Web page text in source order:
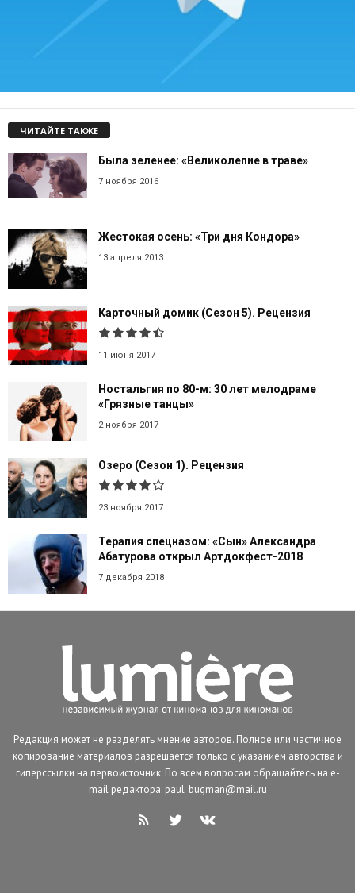
ЧИТАЙТЕ ТАКЖЕ
Была зеленее: «Великолепие в траве»
7 ноября 2016
Жестокая осень: «Три дня Кондора»
13 апреля 2013
Карточный домик (Сезон 5). Рецензия
11 июня 2017
Ностальгия по 80-м: 30 лет мелодраме
«Грязные танцы»
2 ноября 2017
Озеро (Сезон 1). Рецензия
23 ноября 2017
Терапия спецназом: «Сын» Александра
Абатурова открыл Артдокфест-2018
7 декабря 2018
Редакция может не разделять мнение авторов. Полное или частичное
копирование материалов разрешается только с указанием авторства и
гиперссылки на первоисточник. По всем вопросам обращайтесь на e-
mail редактора: paul_bugman@mail.ru